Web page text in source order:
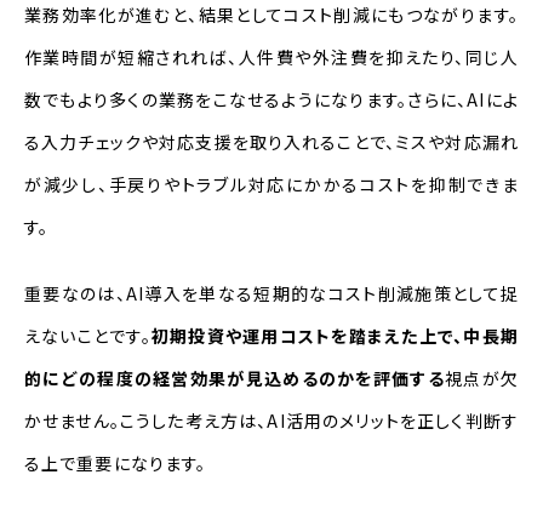
業務効率化が進むと、結果としてコスト削減にもつながります。
作業時間が短縮されれば、人件費や外注費を抑えたり、同じ人
数でもより多くの業務をこなせるようになります。さらに、AIによ
る入力チェックや対応支援を取り入れることで、ミスや対応漏れ
が減少し、手戻りやトラブル対応にかかるコストを抑制できま
す。
重要なのは、AI導入を単なる短期的なコスト削減施策として捉
えないことです。初期投資や運用コストを踏まえた上で、中長期
的にどの程度の経営効果が見込めるのかを評価する視点が欠
かせません。こうした考え方は、AI活用のメリットを正しく判断す
る上で重要になります。